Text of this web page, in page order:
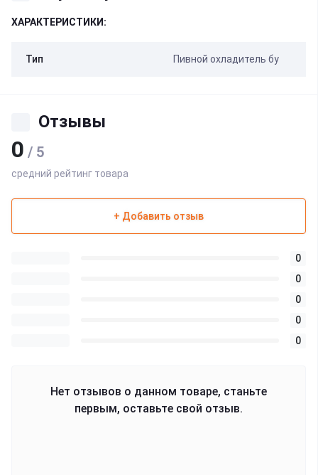
ХАРАКТЕРИСТИКИ:
Тип Пивной охладитель бу
Отзывы
0 / 5
средний рейтинг товара
+ Добавить отзыв
0
0
0
0
0
Нет отзывов о данном товаре, станьте
первым, оставьте свой отзыв.